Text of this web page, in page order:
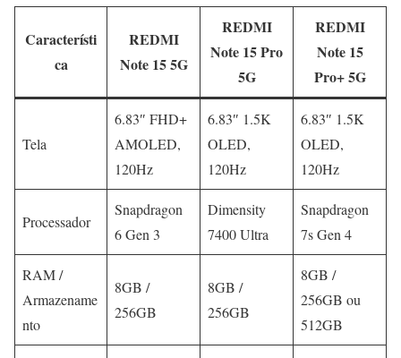
Característi
ca
REDMI
Note 15 5G
REDMI
Note 15 Pro
5G
REDMI
Note 15
Pro+ 5G
Tela
6.83″ FHD+
AMOLED,
120Hz
6.83″ 1.5K
OLED,
120Hz
6.83″ 1.5K
OLED,
120Hz
Processador
Snapdragon
6 Gen 3
Dimensity
7400 Ultra
Snapdragon
7s Gen 4
RAM /
Armazename
nto
8GB /
256GB
8GB /
256GB
8GB /
256GB ou
512GB